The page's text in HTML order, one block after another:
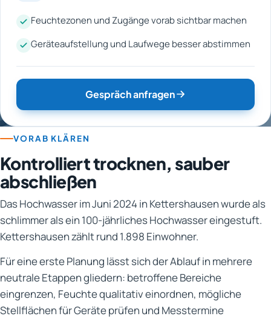
Feuchtezonen und Zugänge vorab sichtbar machen
Geräteaufstellung und Laufwege besser abstimmen
Gespräch anfragen
VORAB KLÄREN
Kontrolliert trocknen, sauber
abschließen
Das Hochwasser im Juni 2024 in Kettershausen wurde als
schlimmer als ein 100-jährliches Hochwasser eingestuft.
Kettershausen zählt rund 1.898 Einwohner.
Für eine erste Planung lässt sich der Ablauf in mehrere
neutrale Etappen gliedern: betroffene Bereiche
eingrenzen, Feuchte qualitativ einordnen, mögliche
Stellflächen für Geräte prüfen und Messtermine